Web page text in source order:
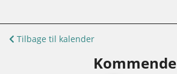
Tilbage til kalender
Kommende